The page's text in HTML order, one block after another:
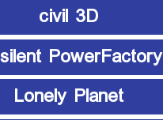
civil 3D
PowerFactory
Lonely Planet